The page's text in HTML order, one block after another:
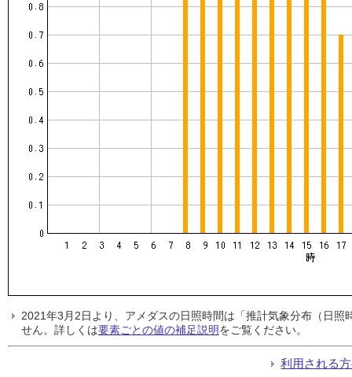
2021年3月2日より、アメダスの日照時間は「推計気象分布（日
せん。詳しくは要素ごとの値の補足説明をご覧ください。
利用される